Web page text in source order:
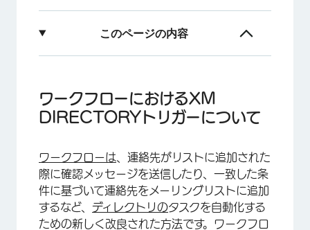
このページの内容
ワークフローへのリストの自動登録
ワークフローにおけるXM
DIRECTORYトリガーについて
ワークフローは 、連絡先がリストに追加された
際に確認メッセージを送信したり、一致した条
件に基づいて連絡先をメーリングリストに追加
するなど、 ディレクトリのタスクを自動化する
ための新しく改良された方法です。ワークフロ